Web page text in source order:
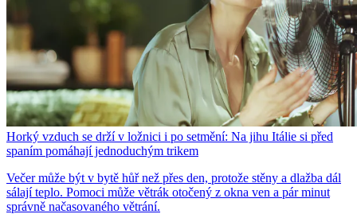
Horký vzduch se drží v ložnici i po setmění: Na jihu Itálie si před
spaním pomáhají jednoduchým trikem
Večer může být v bytě hůř než přes den, protože stěny a dlažba dál
sálají teplo. Pomoci může větrák otočený z okna ven a pár minut
správně načasovaného větrání.